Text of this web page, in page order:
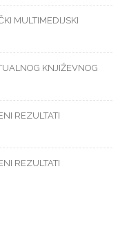
MULTIMEDIJSKI
KNJIŽEVNOG
REZULTATI
REZULTATI